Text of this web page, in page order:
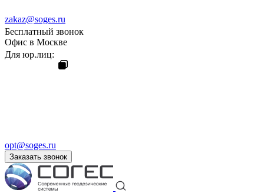
zakaz@soges.ru
Бесплатный звонок
Офис в Москве
Для юр.лиц:
opt@soges.ru
Заказать звонок